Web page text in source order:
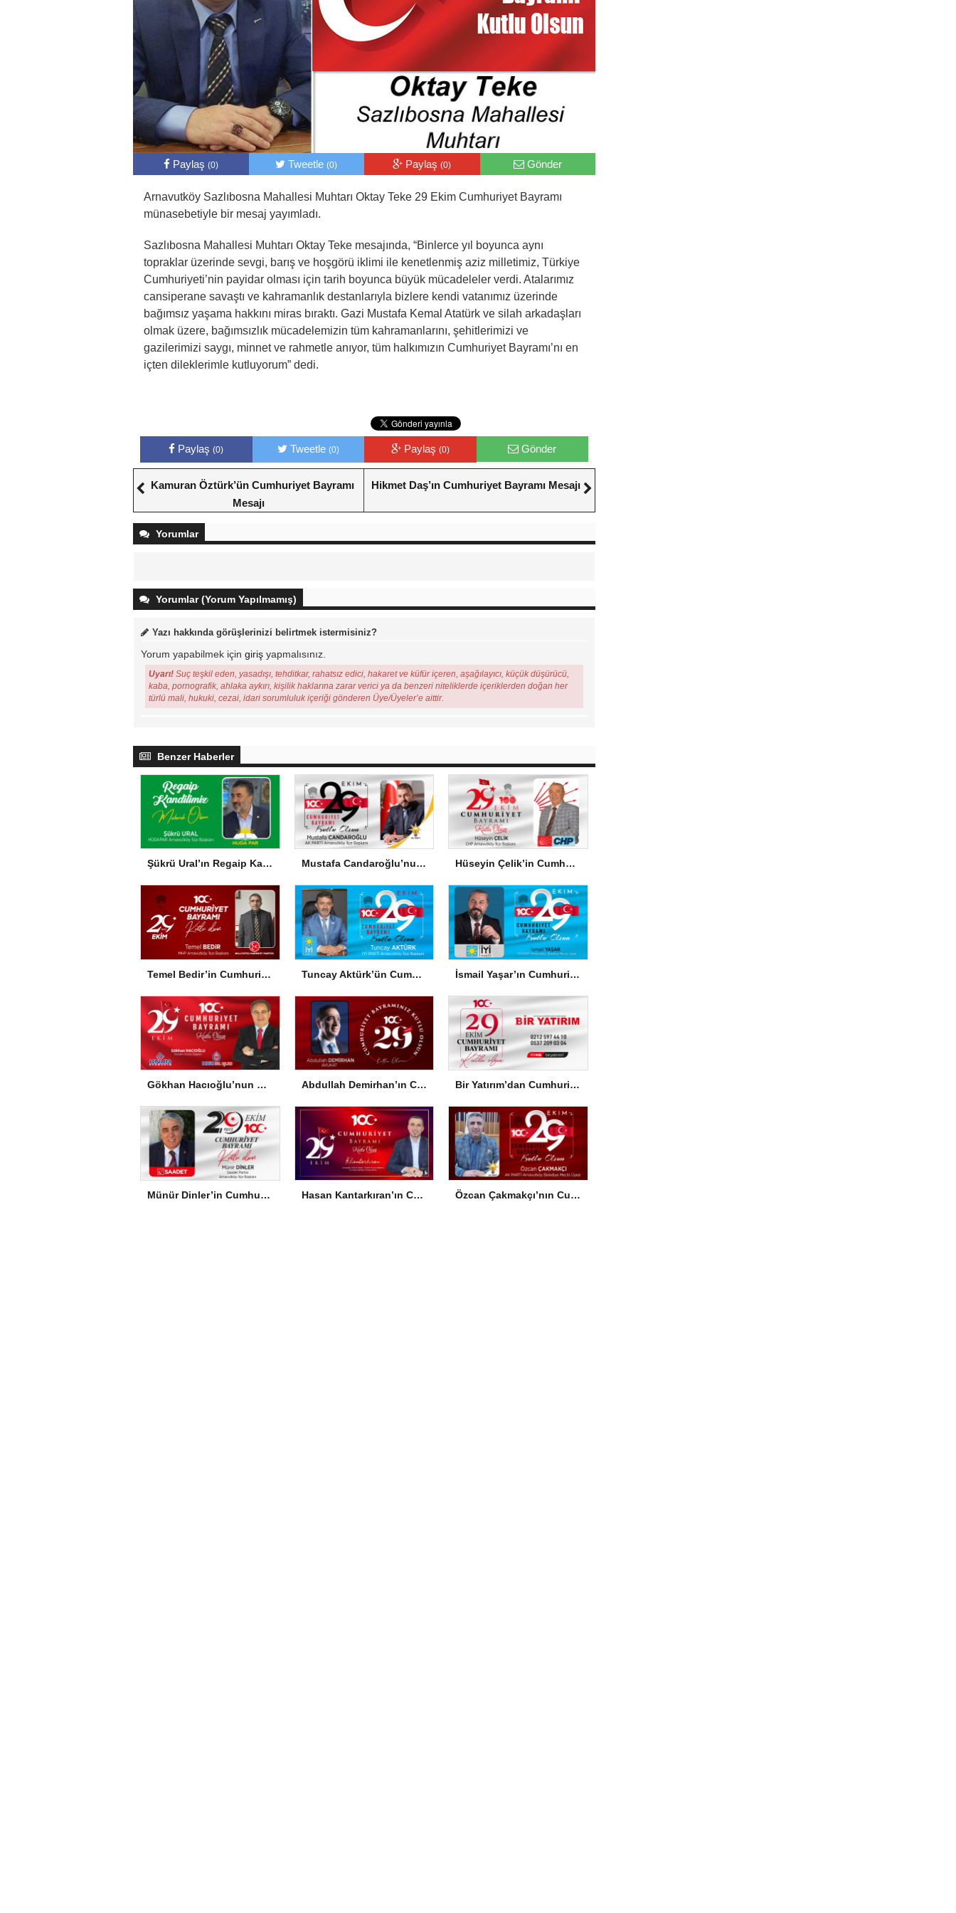
Paylaş (0) Tweetle(0) Paylaş(0) Gönder
Arnavutköy Sazlıbosna Mahallesi Muhtarı Oktay Teke 29 Ekim Cumhuriyet Bayramı
münasebetiyle bir mesaj yayımladı.
Sazlıbosna Mahallesi Muhtarı Oktay Teke mesajında, “Binlerce yıl boyunca aynı
topraklar üzerinde sevgi, barış ve hoşgörü iklimi ile kenetlenmiş aziz milletimiz, Türkiye
Cumhuriyeti’nin payidar olması için tarih boyunca büyük mücadeleler verdi. Atalarımız
cansiperane savaştı ve kahramanlık destanlarıyla bizlere kendi vatanımız üzerinde
bağımsız yaşama hakkını miras bıraktı. Gazi Mustafa Kemal Atatürk ve silah arkadaşları
olmak üzere, bağımsızlık mücadelemizin tüm kahramanlarını, şehitlerimizi ve
gazilerimizi saygı, minnet ve rahmetle anıyor, tüm halkımızın Cumhuriyet Bayramı’nı en
içten dileklerimle kutluyorum” dedi.
Paylaş(0) Tweetle (0) Paylaş (0) Gönder
Kamuran Öztürk’ün Cumhuriyet Bayramı
Mesajı
Hikmet Daş’ın Cumhuriyet Bayramı Mesajı
Yorumlar
Yorumlar (Yorum Yapılmamış)
Yazı hakkında görüşlerinizi belirtmek istermisiniz?
Yorum yapabilmek için giriş yapmalısınız.
Uyarı! Suç teşkil eden, yasadışı, tehditkar, rahatsız edici, hakaret ve küfür içeren, aşağılayıcı, küçük düşürücü,
kaba, pornografik, ahlaka aykırı, kişilik haklarına zarar verici ya da benzeri niteliklerde içeriklerden doğan her
türlü mali, hukuki, cezai, idari sorumluluk içeriği gönderen Üye/Üyeler’e aittir.
Benzer Haberler
Şükrü Ural’ın Regaip Kandili Mesajı Mustafa Candaroğlu’nun Cumhuriyet Bayramı Mesajı Hüseyin Çelik’in Cumhuriyet Bayramı Mesajı
Temel Bedir’in Cumhuriyet Bayramı Mesajı Tuncay Aktürk’ün Cumhuriyet Bayramı Mesajı İsmail Yaşar’ın Cumhuriyet Bayramı Mesajı
Gökhan Hacıoğlu’nun Cumhuriyet Bayramı Mesajı Abdullah Demirhan’ın Cumhuriyet Bayramı Mesajı Bir Yatırım’dan Cumhuriyet Bayramı Mesajı
Münür Dinler’in Cumhuriyet Bayramı Mesajı Hasan Kantarkıran’ın Cumhuriyet Bayramı Mesajı Özcan Çakmakçı’nın Cumhuriyet Bayramı Mesajı